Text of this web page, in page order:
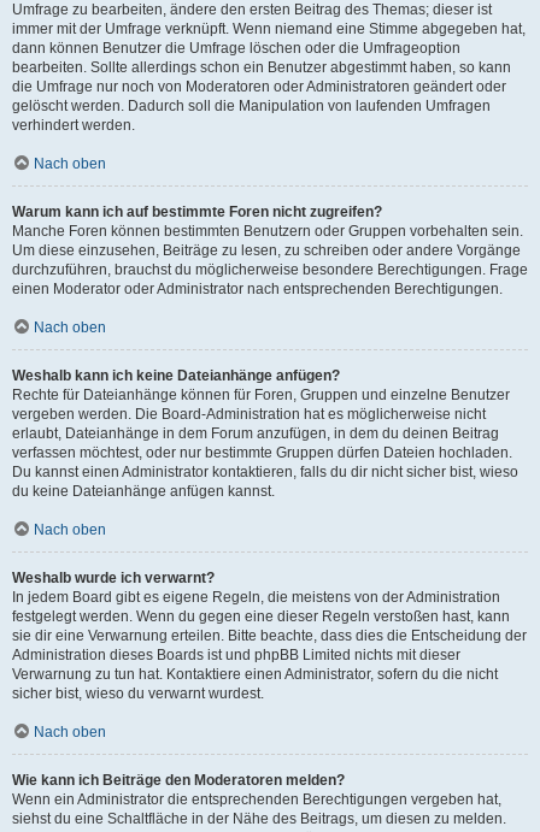
Umfrage zu bearbeiten, ändere den ersten Beitrag des Themas; dieser ist
immer mit der Umfrage verknüpft. Wenn niemand eine Stimme abgegeben hat,
dann können Benutzer die Umfrage löschen oder die Umfrageoption
bearbeiten. Sollte allerdings schon ein Benutzer abgestimmt haben, so kann
die Umfrage nur noch von Moderatoren oder Administratoren geändert oder
gelöscht werden. Dadurch soll die Manipulation von laufenden Umfragen
verhindert werden.
Nach oben
Warum kann ich auf bestimmte Foren nicht zugreifen?
Manche Foren können bestimmten Benutzern oder Gruppen vorbehalten sein.
Um diese einzusehen, Beiträge zu lesen, zu schreiben oder andere Vorgänge
durchzuführen, brauchst du möglicherweise besondere Berechtigungen. Frage
einen Moderator oder Administrator nach entsprechenden Berechtigungen.
Nach oben
Weshalb kann ich keine Dateianhänge anfügen?
Rechte für Dateianhänge können für Foren, Gruppen und einzelne Benutzer
vergeben werden. Die Board-Administration hat es möglicherweise nicht
erlaubt, Dateianhänge in dem Forum anzufügen, in dem du deinen Beitrag
verfassen möchtest, oder nur bestimmte Gruppen dürfen Dateien hochladen.
Du kannst einen Administrator kontaktieren, falls du dir nicht sicher bist, wieso
du keine Dateianhänge anfügen kannst.
Nach oben
Weshalb wurde ich verwarnt?
In jedem Board gibt es eigene Regeln, die meistens von der Administration
festgelegt werden. Wenn du gegen eine dieser Regeln verstoßen hast, kann
sie dir eine Verwarnung erteilen. Bitte beachte, dass dies die Entscheidung der
Administration dieses Boards ist und phpBB Limited nichts mit dieser
Verwarnung zu tun hat. Kontaktiere einen Administrator, sofern du die nicht
sicher bist, wieso du verwarnt wurdest.
Nach oben
Wie kann ich Beiträge den Moderatoren melden?
Wenn ein Administrator die entsprechenden Berechtigungen vergeben hat,
siehst du eine Schaltfläche in der Nähe des Beitrags, um diesen zu melden.